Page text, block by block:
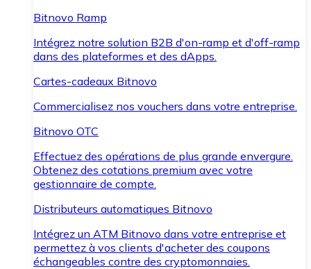
Bitnovo Ramp
Intégrez notre solution B2B d'on-ramp et d'off-ramp
dans des plateformes et des dApps.
Cartes-cadeaux Bitnovo
Commercialisez nos vouchers dans votre entreprise.
Bitnovo OTC
Effectuez des opérations de plus grande envergure.
Obtenez des cotations premium avec votre
gestionnaire de compte.
Distributeurs automatiques Bitnovo
Intégrez un ATM Bitnovo dans votre entreprise et
permettez à vos clients d'acheter des coupons
échangeables contre des cryptomonnaies.